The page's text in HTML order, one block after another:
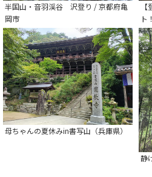
半国山・音羽渓谷 沢登り / 京都府亀
岡市
ト
母ちゃんの夏休みin書写山（兵庫県）
静